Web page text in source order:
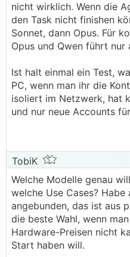
nicht wirklich. Wenn die
den Task nicht finishen
Sonnet, dann Opus. Für
Opus und Qwen führt nur
Ist halt einmal ein Test,
PC, wenn man ihr die
isoliert im Netzwerk, hat
und nur neue Accounts
TobiK
Welche Modelle genau
welche Use Cases?
angebunden, das ist aus
die beste Wahl, wenn
Hardware-Preisen nicht
Start haben will.